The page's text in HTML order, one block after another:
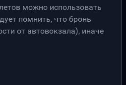
можно использовать
помнить, что бронь
от автовокзала), иначе